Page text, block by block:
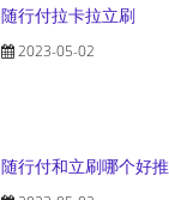
随行付拉卡拉立刷
2023-05-02
随行付和立刷哪个好推